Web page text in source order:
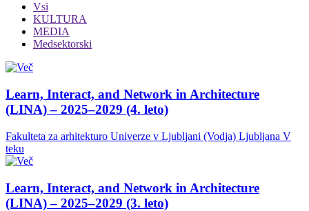
Vsi
KULTURA
MEDIA
Medsektorski
Learn, Interact, and Network in Architecture
(LINA) – 2025–2029 (4. leto)
Fakulteta za arhitekturo Univerze v Ljubljani (Vodja) Ljubljana V
teku
Learn, Interact, and Network in Architecture
(LINA) – 2025–2029 (3. leto)